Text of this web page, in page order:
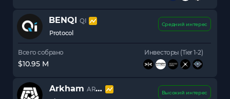
BENQI QI
Protocol
Средний интерес
Всего собрано
$10.95 M
Инвесторы (Tier 1-2)
ArkhamARKM
Высокий интерес